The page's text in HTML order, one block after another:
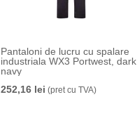
Pantaloni de lucru cu spalare
industriala WX3 Portwest, dark
navy
252,16 lei (pret cu TVA)